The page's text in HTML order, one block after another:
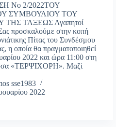
Νο 2/2022ΤΟΥ
ΣΥΜΒΟΥΛΙΟΥ ΤΟΥ
ΤΑΞΕΩΣ Αγαπητοί
προσκαλούμε στην κοπή
Πίτας του Συνδέσμου
η οποία θα πραγματοποιηθεί
2022 και ώρα 11:00 στη
«ΤΕΡΨΙΧΟΡΗ». Μαζί
sse1983
2022